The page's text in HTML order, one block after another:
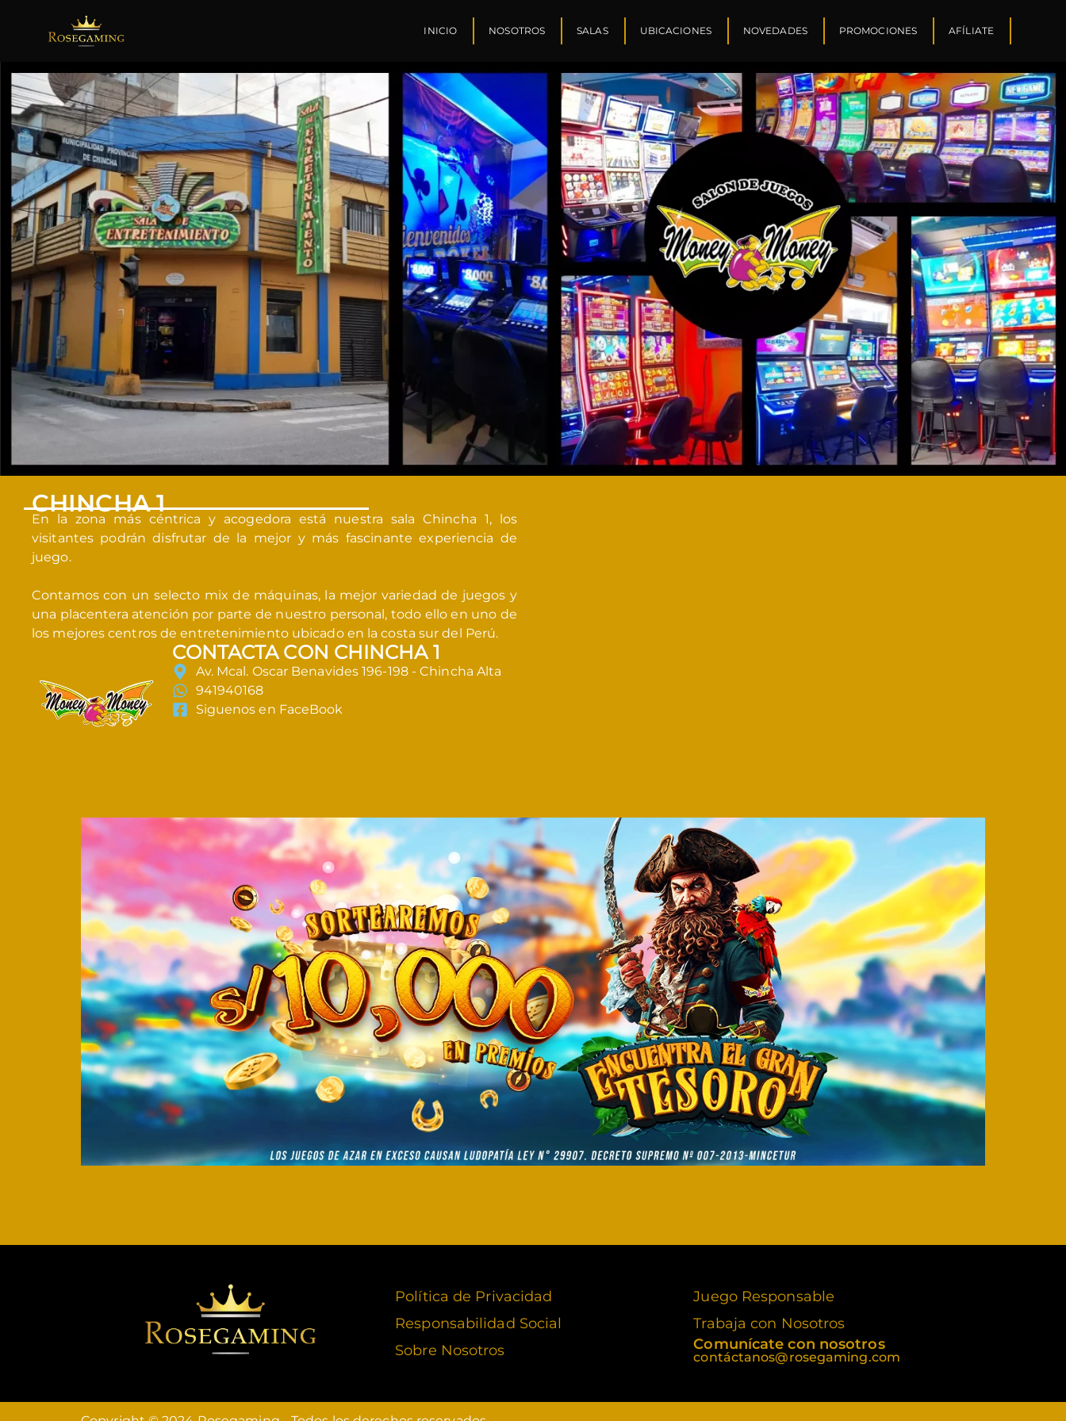
INICIO NOSOTROS SALAS UBICACIONES NOVEDADES PROMOCIONES AFÍLIATE
CHINCHA 1
En la zona más céntrica y acogedora está nuestra sala Chincha 1, los
visitantes podrán disfrutar de la mejor y más fascinante experiencia de
juego.
Contamos con un selecto mix de máquinas, la mejor variedad de juegos y
una placentera atención por parte de nuestro personal, todo ello en uno de
los mejores centros de entretenimiento ubicado en la costa sur del Perú.
CONTACTA CON CHINCHA 1
Av. Mcal. Oscar Benavides 196-198 - Chincha Alta
941940168
Siguenos en FaceBook
Política de Privacidad
Responsabilidad Social
Sobre Nosotros
Juego Responsable
Trabaja con Nosotros
Comunícate con nosotros
contáctanos@rosegaming.com